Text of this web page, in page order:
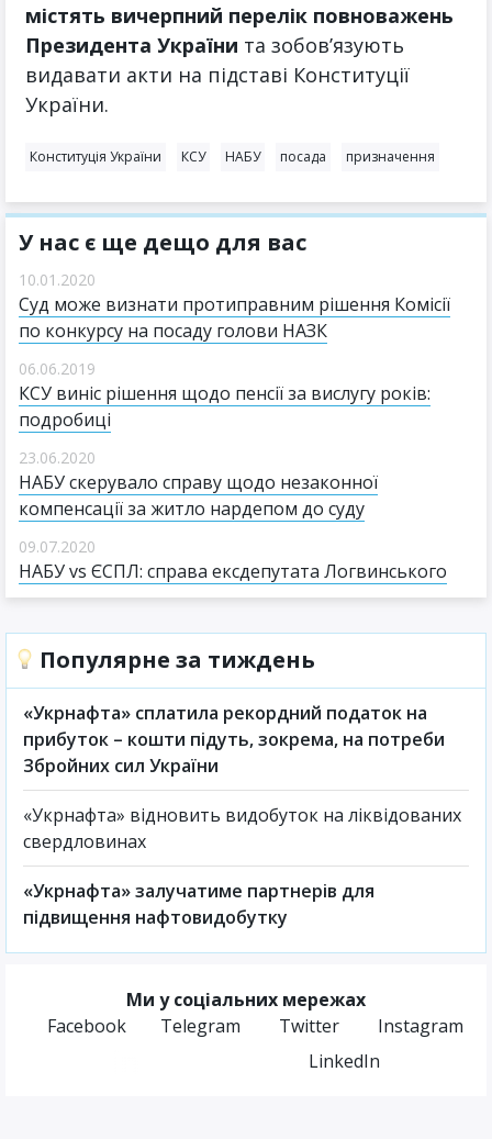
містять вичерпний перелік повноважень
Президента України та зобов’язують
видавати акти на підставі Конституції
України.
Конституція України КСУ НАБУ посада призначення
У нас є ще дещо для вас
10.01.2020
Суд може визнати протиправним рішення Комісії
по конкурсу на посаду голови НАЗК
06.06.2019
КСУ виніс рішення щодо пенсії за вислугу років:
подробиці
23.06.2020
НАБУ скерувало справу щодо незаконної
компенсації за житло нардепом до суду
09.07.2020
НАБУ vs ЄСПЛ: справа ексдепутата Логвинського
Популярне за тиждень
«Укрнафта» сплатила рекордний податок на
прибуток – кошти підуть, зокрема, на потреби
Збройних сил України
«Укрнафта» відновить видобуток на ліквідованих
свердловинах
«Укрнафта» залучатиме партнерів для
підвищення нафтовидобутку
Ми у соціальних мережах
Facebook
Telegram Twitter
Instagram
LinkedIn